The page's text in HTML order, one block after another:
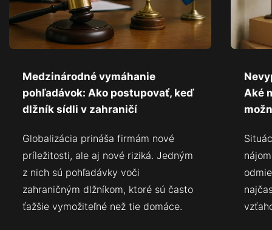
Medzinárodné vymáhanie
pohľadávok: Ako postupovať, keď
dlžník sídli v zahraničí
Globalizácia prináša firmám nové
príležitosti, ale aj nové riziká. Jedným
z nich sú pohľadávky voči
zahraničným dlžníkom, ktoré sú často
ťažšie vymožiteľné než tie domáce.
Aké